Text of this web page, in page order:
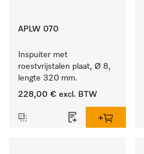
APLW 070
Inspuiter met
roestvrijstalen plaat, Ø 8,
lengte 320 mm.
228,00 € excl. BTW